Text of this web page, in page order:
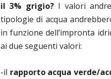
il 3% grigio? I valori
tipologie di acqua
in funzione dell’impronta
ai due seguenti valori:
-il rapporto acqua verde/